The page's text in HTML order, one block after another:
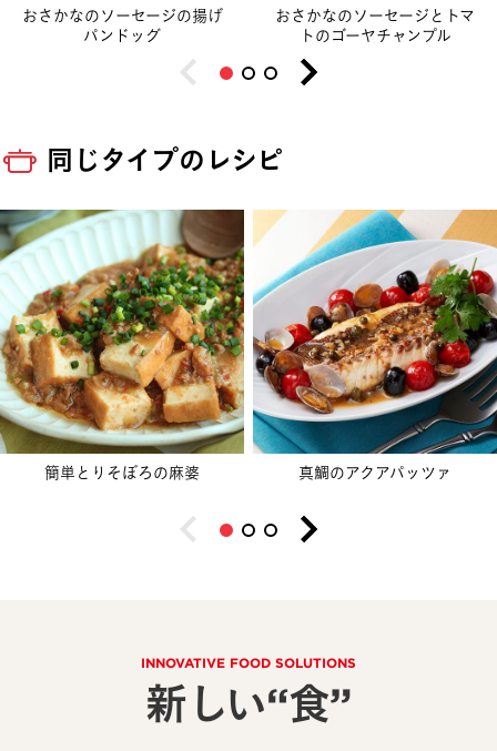
おさかなのソーセージの揚げ
パンドッグ
おさかなのソーセージとトマ
トのゴーヤチャンプル
同じタイプのレシピ
簡単とりそぼろの麻婆 真鯛のアクアパッツァ
INNOVATIVE FOOD SOLUTIONS
新しい“食”